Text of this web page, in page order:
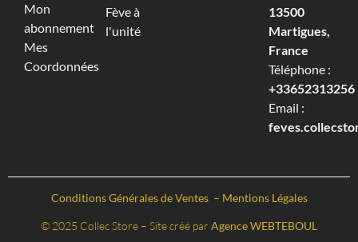
Mon
abonnement
Mes
Coordonnées
Fève à
l'unité
13500
Martigues,
France
Téléphone :
+33652313256‬
Email :
Conditions Générales de Ventes – Mentions Légales
© 2025 Collec Store – Site créé par Agence WEBTEBOUL